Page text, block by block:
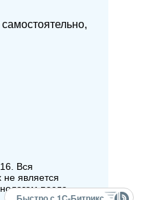
Вся
является
после